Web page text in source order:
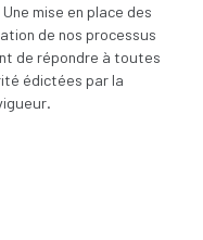
mise en place des
de nos processus
de répondre à toutes
édictées par la